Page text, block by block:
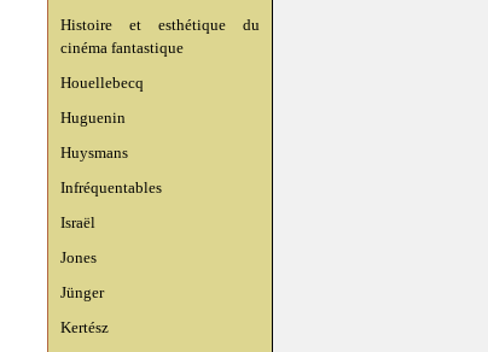
Histoire et esthétique du
cinéma fantastique
Houellebecq
Huguenin
Huysmans
Infréquentables
Israël
Jones
Jünger
Kertész